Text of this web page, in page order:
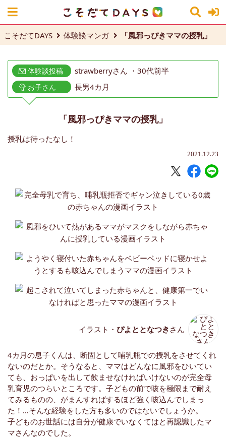
こそだてDAYS 体験談マンガ 「風邪っぴきママの授乳」
体験談投稿 strawberryさん ・30代前半
お子さん 長男4カ月
「風邪っぴきママの授乳」
授乳は待ったなし！
2021.12.23
イラスト・ ぴよととなつき さん
4カ月の息子くんは、断固として哺乳瓶での授乳をさせてくれ
ないのだとか。そうなると、ママはどんなに風邪をひいてい
ても、おっぱいを出して飲ませなければいけないのが完全母
乳育児のつらいところです。子どもの前で咳を極限まで耐え
てみるものの、がまんすればするほど強く咳込んでしまっ
た！…そんな経験をした方も多いのではないでしょうか。
子どものお世話には自分が健康でいなくてはと再認識したマ
マさんなのでした。